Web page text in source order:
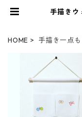
手描き
HOME 手描き一点